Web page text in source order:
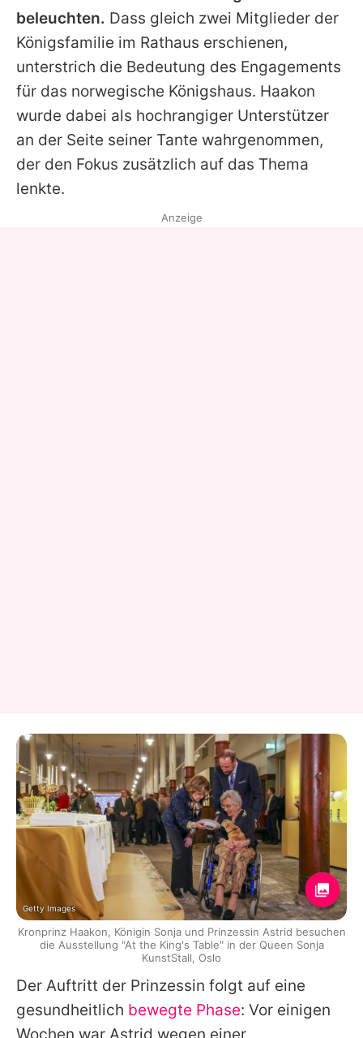
beleuchten. Dass gleich zwei Mitglieder der
Königsfamilie im Rathaus erschienen,
unterstrich die Bedeutung des Engagements
für das norwegische Königshaus. Haakon
wurde dabei als hochrangiger Unterstützer
an der Seite seiner Tante wahrgenommen,
der den Fokus zusätzlich auf das Thema
lenkte.
Der Auftritt der Prinzessin folgt auf eine
gesundheitlich bewegte Phase: Vor einigen
Wochen war Astrid wegen einer
Anzeige
Getty Images
Kronprinz Haakon, Königin Sonja und Prinzessin Astrid besuchen
die Ausstellung "At the King's Table" in der Queen Sonja
KunstStall, Oslo